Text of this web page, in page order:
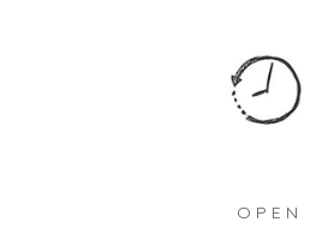
OPEN